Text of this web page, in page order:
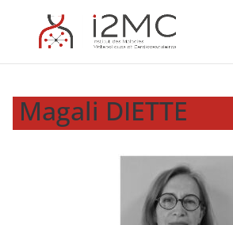
Magali DIETTE